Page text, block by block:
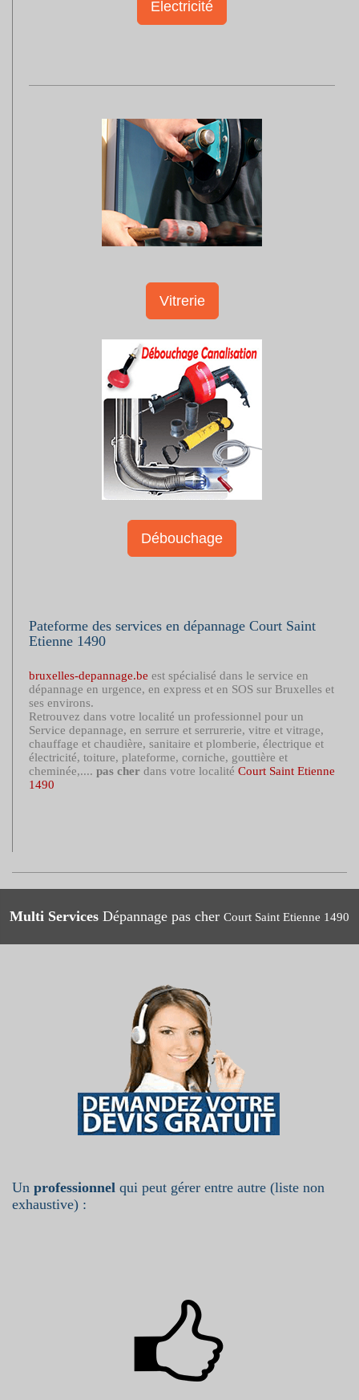
Electricité
Vitrerie
Débouchage
Pateforme des services en dépannage Court Saint
Etienne 1490
bruxelles-depannage.be est spécialisé dans le service en
dépannage en urgence, en express et en SOS sur Bruxelles et
ses environs.
Retrouvez dans votre localité un professionnel pour un
Service depannage, en serrure et serrurerie, vitre et vitrage,
chauffage et chaudière, sanitaire et plomberie, électrique et
électricité, toiture, plateforme, corniche, gouttière et
cheminée,.... pas cher dans votre localité Court Saint Etienne
1490
Multi Services Dépannage pas cher Court Saint Etienne 1490
Un professionnel qui peut gérer entre autre (liste non
exhaustive) :